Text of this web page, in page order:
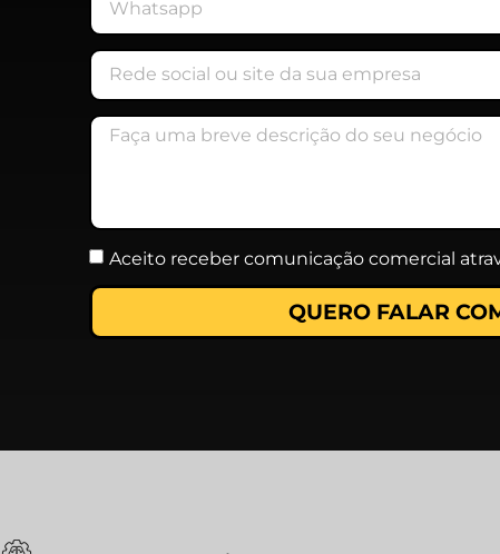
Aceito receber comunicação comercial
QUERO FALAR